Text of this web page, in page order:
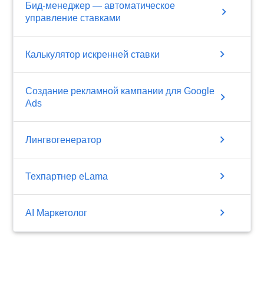
Бид-менеджер — автоматическое
управление ставками
chevron_right
Калькулятор искренней ставки chevron_right
Создание рекламной кампании для Google
Ads
chevron_right
Лингвогенератор chevron_right
Техпартнер eLama chevron_right
AI Маркетолог chevron_right